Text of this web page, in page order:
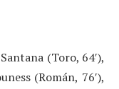
(Toro, 64′),
(Román, 76′),